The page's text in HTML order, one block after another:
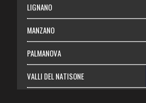
LIGNANO
MANZANO
PALMANOVA
VALLI DEL NATISONE